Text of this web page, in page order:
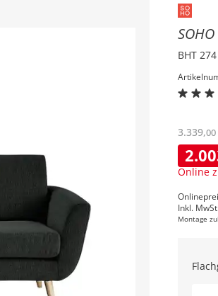
Inhalt
SOHO
BHT
Online
3.339,00
Inkl.
Montage